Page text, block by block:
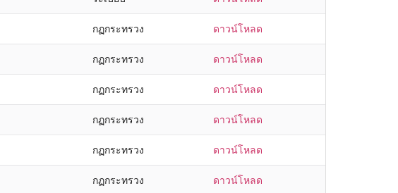
กฏกระทรวง ดาวน์โหลด
กฏกระทรวง ดาวน์โหลด
กฏกระทรวง ดาวน์โหลด
กฏกระทรวง ดาวน์โหลด
กฏกระทรวง ดาวน์โหลด
กฏกระทรวง ดาวน์โหลด